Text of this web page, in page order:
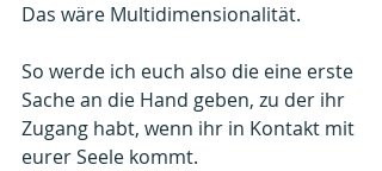
Das wäre Multidimensionalität.
So werde ich euch also die eine erste
Sache an die Hand geben, zu der ihr
Zugang habt, wenn ihr in Kontakt mit
eurer Seele kommt.